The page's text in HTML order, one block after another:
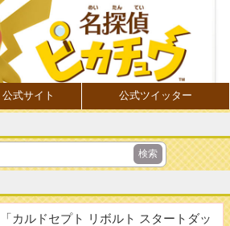
公式サイト 公式ツイッター
「カルドセプト リボルト スタートダッ